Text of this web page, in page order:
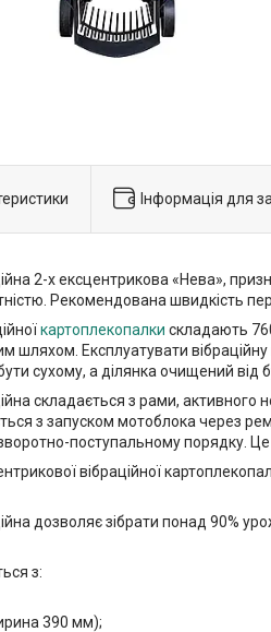
Інформація для
2-х ексцентрикова «Нева»,
Рекомендована швидкість
картоплекопалки складають
шляхом. Експлуатувати
сухому, а ділянка очищений від
складається з рами,
з запуском мотоблока через
поступальному порядку. Це
вібраційної
дозволяє зібрати понад 90%
з:
390 мм);